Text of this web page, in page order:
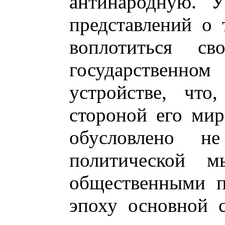
представлений
воплотиться
устройстве,
стороной его
обусловлено
политической
общественными
эпоху основной